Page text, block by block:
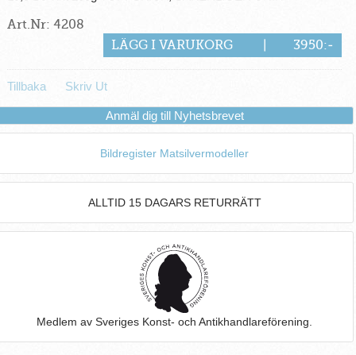
Art.Nr: 4208
LÄGG I VARUKORG
| 3950:-
Tillbaka Skriv Ut
Anmäl dig till Nyhetsbrevet
Bildregister Matsilvermodeller
ALLTID 15 DAGARS RETURRÄTT
Medlem av Sveriges Konst- och Antikhandlareförening.